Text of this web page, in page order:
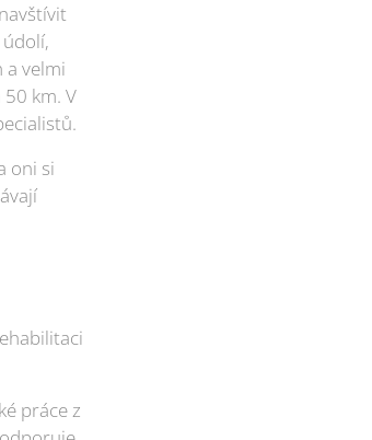
a velmi
km. V
oni si
práce z